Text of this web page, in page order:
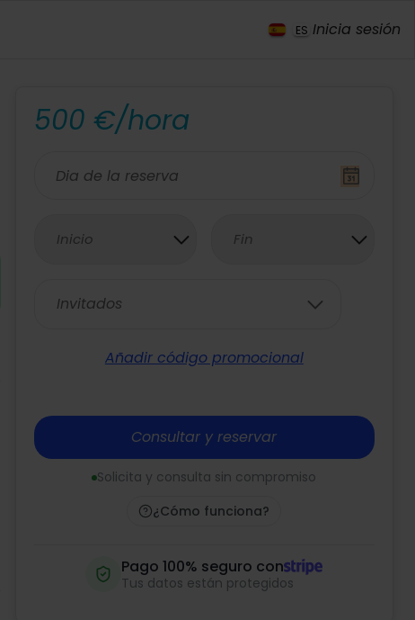
ES Inicia sesión
500 €/hora
Inicio Fin
Invitados
Añadir código promocional
Consultar y reservar
Solicita y consulta sin compromiso
¿Cómo funciona?
Pago 100% seguro con
Tus datos están protegidos